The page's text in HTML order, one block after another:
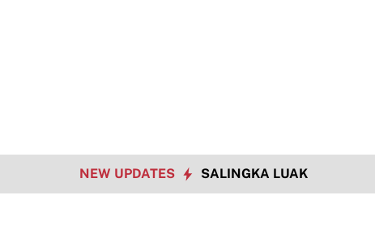
NEW UPDATES SALINGKA LUAK